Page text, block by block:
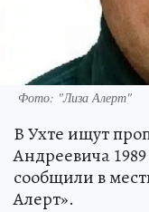
Фото: "Лиза Алерт"
В Ухте ищут
Андреевича
сообщили в
Алерт».